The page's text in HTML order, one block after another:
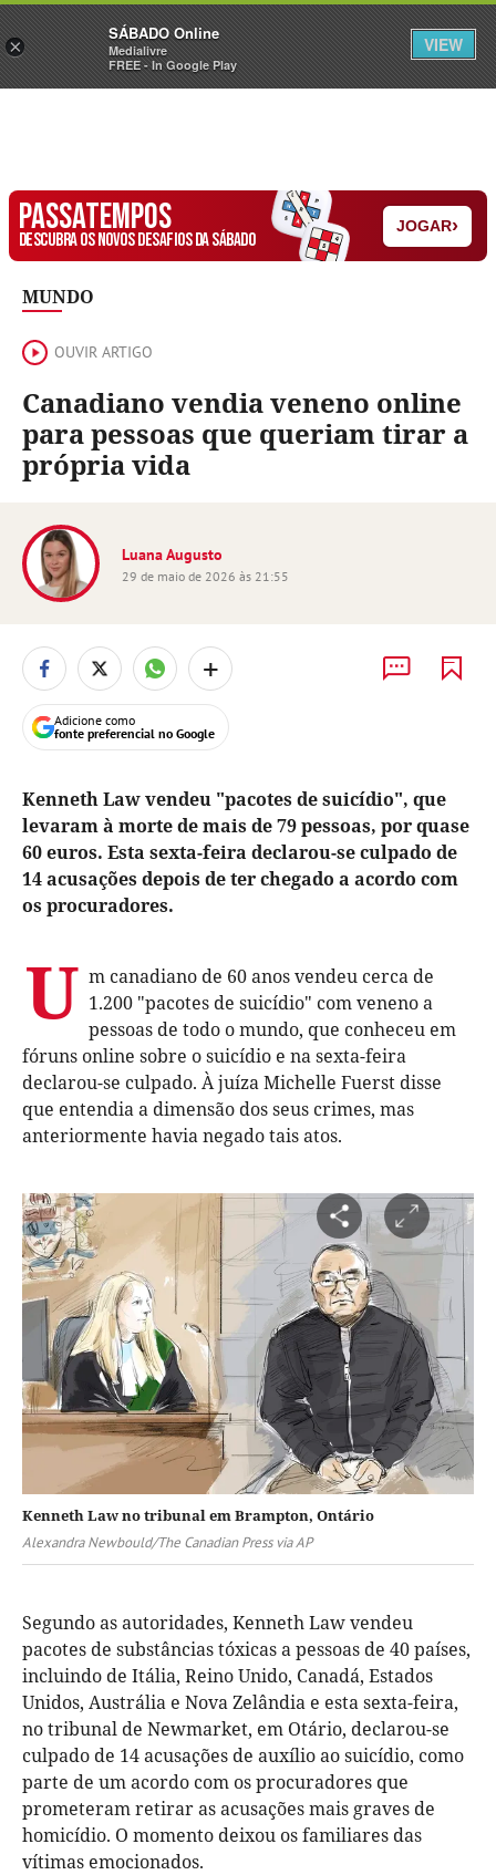
Sábado Assine Iniciar Sessão
PASSATEMPOS
DESCUBRA OS NOVOS DESAFIOS DA SÁBADO
JOGAR›
MUNDO
OUVIR ARTIGO
Canadiano vendia veneno online
para pessoas que queriam tirar a
própria vida
Luana Augusto
29 de maio de 2026 às 21:55
+
Adicione como
fonte preferencial no Google
Kenneth Law vendeu "pacotes de suicídio", que
levaram à morte de mais de 79 pessoas, por quase
60 euros. Esta sexta-feira declarou-se culpado de
14 acusações depois de ter chegado a acordo com
os procuradores.
U m canadiano de 60 anos vendeu cerca de
1.200 "pacotes de suicídio" com veneno a
pessoas de todo o mundo, que conheceu em
fóruns online sobre o suicídio e na sexta-feira
declarou-se culpado. À juíza Michelle Fuerst disse
que entendia a dimensão dos seus crimes, mas
anteriormente havia negado tais atos.
Kenneth Law no tribunal em Brampton, Ontário
Alexandra Newbould/The Canadian Press via AP
Segundo as autoridades, Kenneth Law vendeu
pacotes de substâncias tóxicas a pessoas de 40 países,
incluindo de Itália, Reino Unido, Canadá, Estados
Unidos, Austrália e Nova Zelândia e esta sexta-feira,
no tribunal de Newmarket, em Otário, declarou-se
culpado de 14 acusações de auxílio ao suicídio, como
parte de um acordo com os procuradores que
prometeram retirar as acusações mais graves de
homicídio. O momento deixou os familiares das
vítimas emocionados.
×
SÁBADO Online
Medialivre
FREE - In Google Play
VIEW